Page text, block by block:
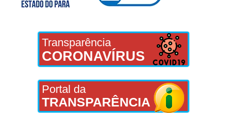
Transparência
CORONAVÍRUS
Portal da
TRANSPARÊNCIA